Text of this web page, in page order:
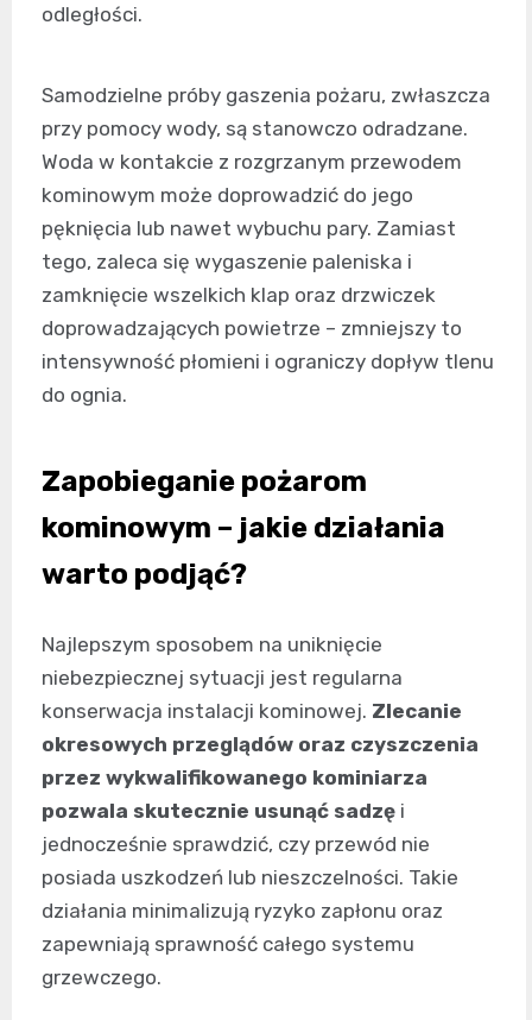
odległości.
Samodzielne próby gaszenia pożaru, zwłaszcza
przy pomocy wody, są stanowczo odradzane.
Woda w kontakcie z rozgrzanym przewodem
kominowym może doprowadzić do jego
pęknięcia lub nawet wybuchu pary. Zamiast
tego, zaleca się wygaszenie paleniska i
zamknięcie wszelkich klap oraz drzwiczek
doprowadzających powietrze – zmniejszy to
intensywność płomieni i ograniczy dopływ tlenu
do ognia.
Zapobieganie pożarom
kominowym – jakie działania
warto podjąć?
Najlepszym sposobem na uniknięcie
niebezpiecznej sytuacji jest regularna
konserwacja instalacji kominowej. Zlecanie
okresowych przeglądów oraz czyszczenia
przez wykwalifikowanego kominiarza
pozwala skutecznie usunąć sadzę i
jednocześnie sprawdzić, czy przewód nie
posiada uszkodzeń lub nieszczelności. Takie
działania minimalizują ryzyko zapłonu oraz
zapewniają sprawność całego systemu
grzewczego.